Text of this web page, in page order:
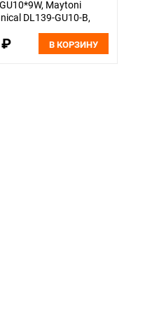
Maytoni
DL139-GU10-B,
₽ В КОРЗИНУ